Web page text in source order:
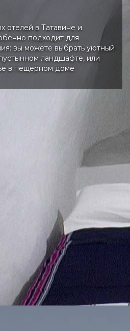
отелей в Татавине и
подходит для
вы можете выбрать уютный
ландшафте, или
в пещерном доме